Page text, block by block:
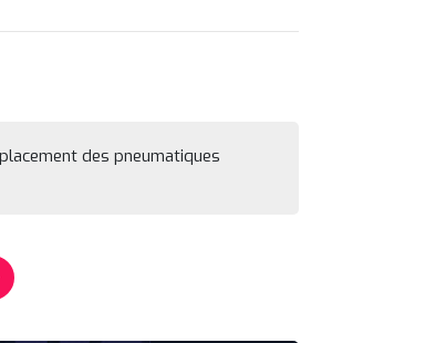
des pneumatiques